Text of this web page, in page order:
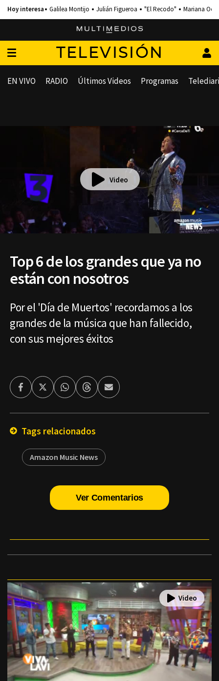
Galilea Montijo Julián Figueroa "El Recodo" Mariana
TELEVISIÓN
EN VIVO RADIO Últimos Videos Programas
Video
Top 6 de los grandes que ya no
están con nosotros
Por el 'Día de Muertos' recordamos a los
grandes de la música que han fallecido,
con sus mejores éxitos
FacebookTwitterWhatsappThreadsEnviar
por
Tags relacionados
Amazon Music News
Ver Comentarios